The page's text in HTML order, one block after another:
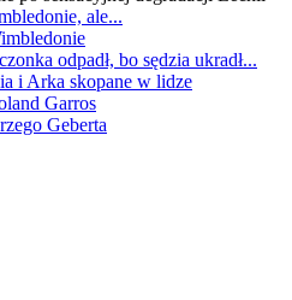
ale...
odpadł, bo sędzia ukradł...
i Arka skopane w lidze
Garros
Geberta